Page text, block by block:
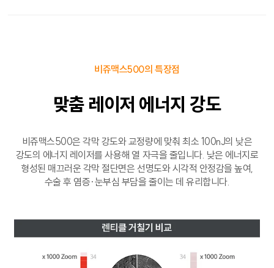
비쥬맥스500의 특장점
맞춤 레이저 에너지 강도
비쥬맥스500은 각막 강도와 교정량에 맞춰 최소 100nJ의 낮은
강도의 에너지 레이저를 사용해 열 자극을 줄입니다. 낮은 에너지로
형성된 매끄러운 각막 절단면은 선명도와 시각적 안정감을 높여,
수술 후 염증·눈부심 부담을 줄이는 데 유리합니다.